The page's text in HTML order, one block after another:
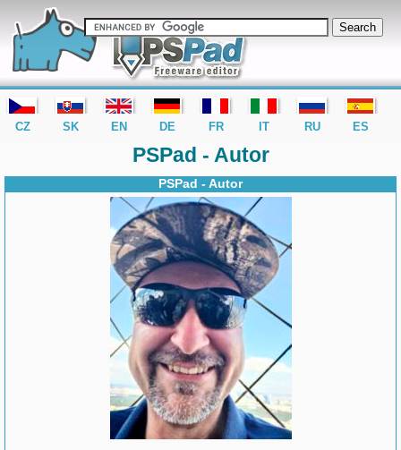
editor PSPad - freeware editor
PSPad - Autor
PSPad - Autor
CZ SK EN DE FR IT RU ES